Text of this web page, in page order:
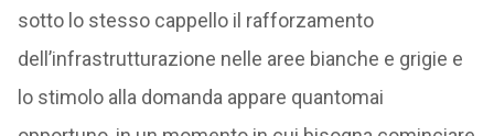
sotto lo stesso cappello il rafforzamento
dell’infrastrutturazione nelle aree bianche e grigie e
lo stimolo alla domanda appare quantomai